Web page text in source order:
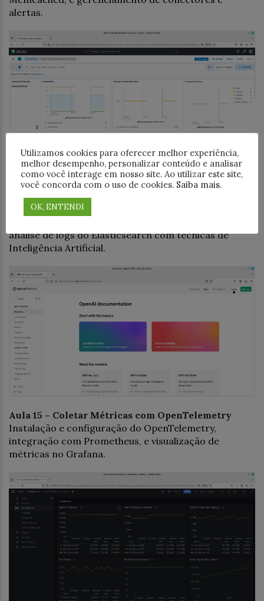
alertas.
Aula 14 – Analisar Logs do Elasticsearch com
Inteligência Artificial
análise de logs do Elasticsearch com técnicas de
Inteligência Artificial.
Aula 15 – Coletar Métricas com OpenTelemetry
Instalação e configuração do OpenTelemetry,
integração com Prometheus, e visualização de
métricas no Grafana.
Utilizamos cookies para oferecer melhor experiência,
melhor desempenho, personalizar conteúdo e analisar
como você interage em nosso site. Ao utilizar este site,
você concorda com o uso de cookies. Saiba mais.
OK, ENTENDI